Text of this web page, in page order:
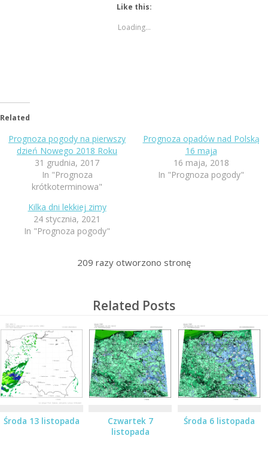
Like this:
Loading...
Related
Prognoza pogody na pierwszy
dzień Nowego 2018 Roku
31 grudnia, 2017
In "Prognoza
krótkoterminowa"
Prognoza opadów nad Polską
16 maja
16 maja, 2018
In "Prognoza pogody"
Kilka dni lekkiej zimy
24 stycznia, 2021
In "Prognoza pogody"
209 razy otworzono stronę
Related Posts
Środa 13 listopada
Czwartek 7
listopada
Środa 6 listopada